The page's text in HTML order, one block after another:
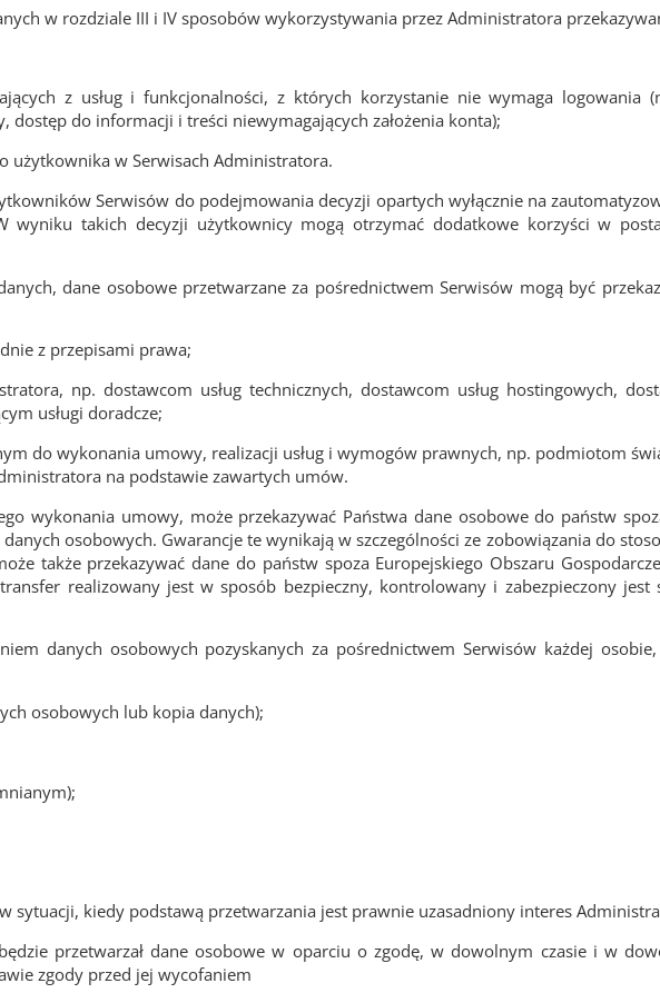
w rozdziale III i IV sposobów wykorzystywania przez Administratora
z usług i funkcjonalności, z których korzystanie nie wymaga logowania
do informacji i treści niewymagających założenia konta);
użytkownika w Serwisach Administratora.
Serwisów do podejmowania decyzji opartych wyłącznie na
takich decyzji użytkownicy mogą otrzymać dodatkowe korzyści w
dane osobowe przetwarzane za pośrednictwem Serwisów mogą być
z przepisami prawa;
np. dostawcom usług technicznych, dostawcom usług hostingowych,
usługi doradcze;
do wykonania umowy, realizacji usług i wymogów prawnych, np. podmiotom
na podstawie zawartych umów.
wykonania umowy, może przekazywać Państwa dane osobowe do państw
osobowych. Gwarancje te wynikają w szczególności ze zobowiązania do
także przekazywać dane do państw spoza Europejskiego Obszaru
realizowany jest w sposób bezpieczny, kontrolowany i zabezpieczony
danych osobowych pozyskanych za pośrednictwem Serwisów każdej
osobowych lub kopia danych);
sytuacji, kiedy podstawą przetwarzania jest prawnie uzasadniony interes
przetwarzał dane osobowe w oparciu o zgodę, w dowolnym czasie i w
zgody przed jej wycofaniem